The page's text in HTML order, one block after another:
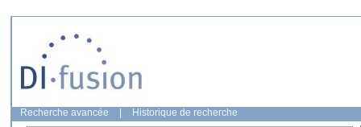
Recherche avancée Historique de recherche